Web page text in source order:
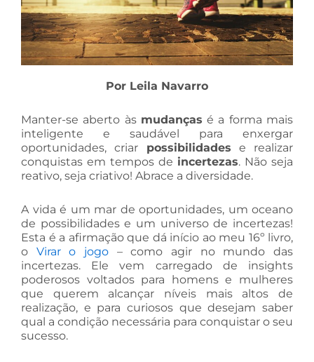
Por Leila Navarro
Manter-se aberto às mudanças é a forma mais
inteligente e saudável para enxergar
oportunidades, criar possibilidades e realizar
conquistas em tempos de incertezas. Não seja
reativo, seja criativo! Abrace a diversidade.
A vida é um mar de oportunidades, um oceano
de possibilidades e um universo de incertezas!
Esta é a afirmação que dá início ao meu 16º livro,
o Virar o jogo – como agir no mundo das
incertezas. Ele vem carregado de insights
poderosos voltados para homens e mulheres
que querem alcançar níveis mais altos de
realização, e para curiosos que desejam saber
qual a condição necessária para conquistar o seu
sucesso.